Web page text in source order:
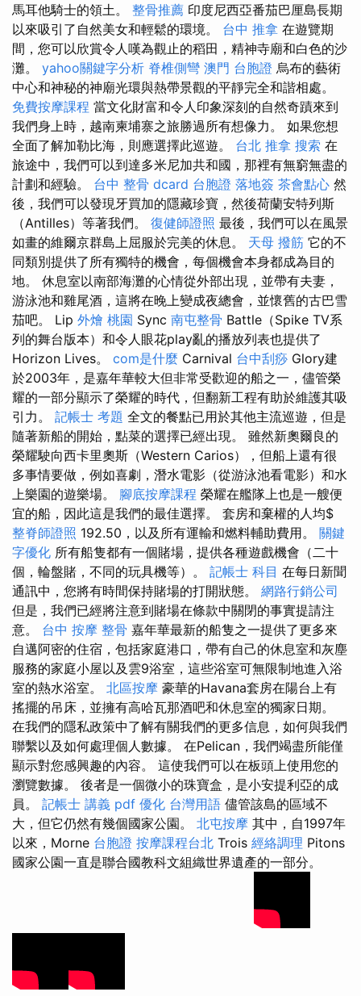
馬耳他騎士的領土。 整骨推薦 印度尼西亞番茄巴厘島長期
以來吸引了自然美女和輕鬆的環境。 台中 推拿 在遊覽期
間，您可以欣賞令人嘆為觀止的稻田，精神寺廟和白色的沙
灘。 yahoo關鍵字分析 脊椎側彎 澳門 台胞證 烏布的藝術
中心和神秘的神廟光環與熱帶景觀的平靜完全和諧相處。
免費按摩課程 當文化財富和令人印象深刻的自然奇蹟來到
我們身上時，越南柬埔寨之旅勝過所有想像力。 如果您想
全面了解加勒比海，則應選擇此巡遊。 台北 推拿 搜索 在
旅途中，我們可以到達多米尼加共和國，那裡有無窮無盡的
計劃和經驗。 台中 整骨 dcard 台胞證 落地簽 茶會點心 然
後，我們可以發現牙買加的隱藏珍寶，然後荷蘭安特列斯
（Antilles）等著我們。 復健師證照 最後，我們可以在風景
如畫的維爾京群島上屈服於完美的休息。 天母 撥筋 它的不
同類別提供了所有獨特的機會，每個機會本身都成為目的
地。 休息室以南部海灘的心情從外部出現，並帶有夫妻，
游泳池和雞尾酒，這將在晚上變成夜總會，並懷舊的古巴雪
茄吧。 Lip 外燴 桃園 Sync 南屯整骨 Battle（Spike TV系
列的舞台版本）和令人眼花play亂的播放列表也提供了
Horizo​​n Lives。 com是什麼 Carnival 台中刮痧 Glory建
於2003年，是嘉年華較大但非常受歡迎的船之一，儘管榮
耀的一部分顯示了榮耀的時代，但翻新工程有助於維護其吸
引力。 記帳士 考題 全文的餐點已用於其他主流巡遊，但是
隨著新船的開始，點菜的選擇已經出現。 雖然新奧爾良的
榮耀駛向西卡里奧斯（Western Carios），但船上還有很
多事情要做，例如喜劇，潛水電影（從游泳池看電影）和水
上樂園的遊樂場。 腳底按摩課程 榮耀在艦隊上也是一艘便
宜的船，因此這是我們的最佳選擇。 套房和棄權的人均$
整脊師證照 192.50，以及所有運輸和燃料輔助費用。 關鍵
字優化 所有船隻都有一個賭場，提供各種遊戲機會（二十
個，輪盤賭，不同的玩具機等）。 記帳士 科目 在每日新聞
通訊中，您將有時間保持賭場的打開狀態。 網路行銷公司
但是，我們已經將注意到賭場在條款中關閉的事實提請注
意。 台中 按摩 整骨 嘉年華最新的船隻之一提供了更多來
自邁阿密的住宿，包括家庭港口，帶有自己的休息室和灰塵
服務的家庭小屋以及雲9浴室，這些浴室可無限制地進入浴
室的熱水浴室。 北區按摩 豪華的Havana套房在陽台上有
搖擺的吊床，並擁有高哈瓦那酒吧和休息室的獨家日期。
在我們的隱私政策中了解有關我們的更多信息，如何與我們
聯繫以及如何處理個人數據。 在Pelican，我們竭盡所能僅
顯示對您感興趣的內容。 這使我們可以在板頭上使用您的
瀏覽數據。 後者是一個微小的珠寶盒，是小安提利亞的成
員。 記帳士 講義 pdf 優化 台灣用語 儘管該島的區域不
大，但它仍然有幾個國家公園。 北屯按摩 其中，自1997年
以來，Morne 台胞證 按摩課程台北 Trois 經絡調理 Pitons
國家公園一直是聯合國教科文組織世界遺產的一部分。